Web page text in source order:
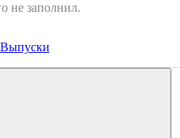
не заполнил.
Выпуски